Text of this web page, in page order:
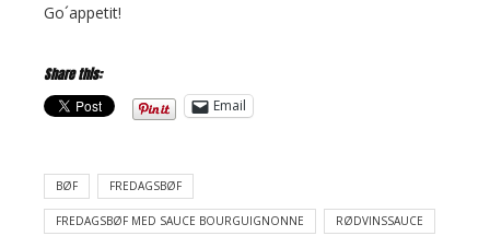
Go´appetit!
Share this:
Email
BØF FREDAGSBØF
FREDAGSBØF MED SAUCE BOURGUIGNONNE RØDVINSSAUCE